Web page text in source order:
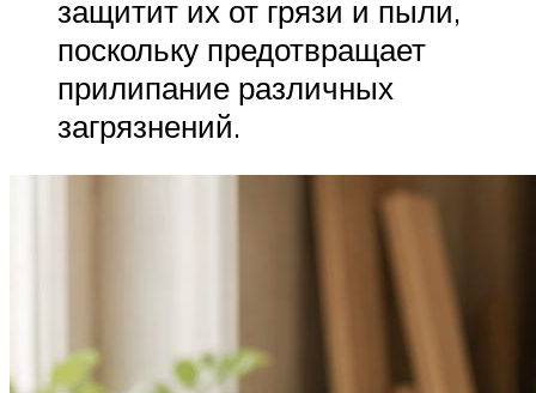
защитит их от грязи и пыли,
поскольку предотвращает
прилипание различных
загрязнений.